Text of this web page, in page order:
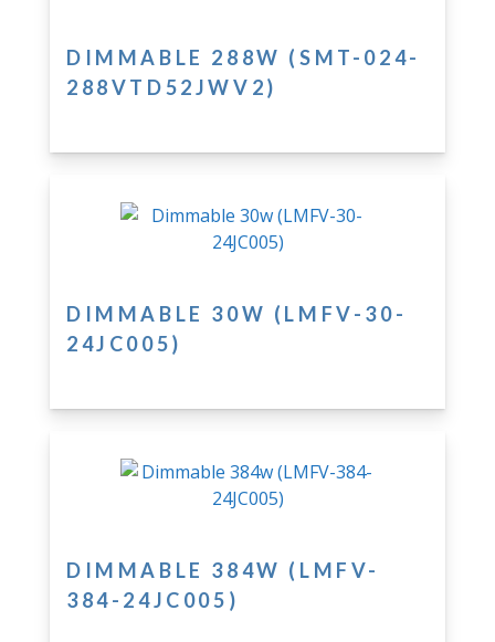
DIMMABLE 288W (SMT-024-
288VTD52JWV2)
DIMMABLE 30W (LMFV-30-
24JC005)
DIMMABLE 384W (LMFV-
384-24JC005)